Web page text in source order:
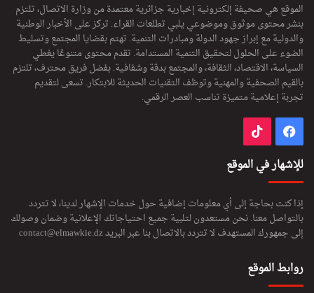
الموقع هي صحيفة إلكترونية إخبارية جزائرية معتمدة من وزارة الاتصال، تلتزم
بنشر محتوى موثوق وموضوعي يلبي تطلعات القراء. تركز على الأخبار الوطنية
والدولية مع إبراز جهود الدولة ومبادرات التنمية. تهتم بقضايا المجتمع وتسليط
الضوء على الحلول لتحقيق التنمية المستدامة. تقدم محتوى متنوعًا يغطي
السياسة، الاقتصاد، الثقافة، والمجتمع بدقة وشفافية. بفضل فريق محترف، تلتزم
بالقيم الصحفية والمهنية وتوظف التقنيات الحديثة للابتكار. تسعى لتقديم
تجربة إعلامية متميزة تناسب العصر الرقمي.
فيسبوك
للإشهار في الموقع
إذا كنت بحاجة إلى أي معلومات إضافية حول خدمات الإشهار لدينا، لا تتردد
بالتواصل معنا. نحن مستعدون لتلبية جميع احتياجاتك الإعلانية وضمان وصولك
إلى جمهورك المستهدف لا تتردد بالاتصال بنا عبر البريدcontact@elmawkie.dz
روابط الموقع